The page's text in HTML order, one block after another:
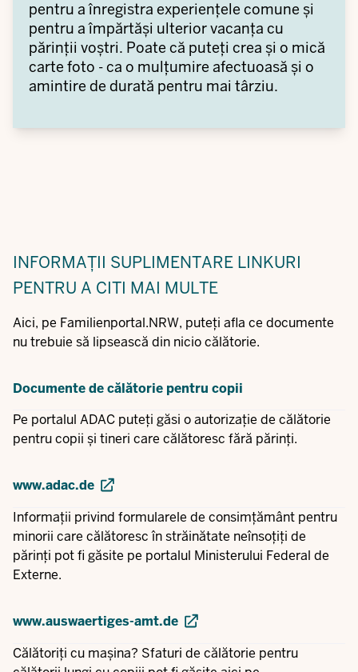
pentru a înregistra experiențele comune și
pentru a împărtăși ulterior vacanța cu
părinții voștri. Poate că puteți crea și o mică
carte foto - ca o mulțumire afectuoasă și o
amintire de durată pentru mai târziu.
INFORMAȚII SUPLIMENTARE LINKURI
PENTRU A CITI MAI MULTE
Aici, pe Familienportal.NRW, puteți afla ce documente
nu trebuie să lipsească din nicio călătorie.
Documente de călătorie pentru copii
Pe portalul ADAC puteți găsi o autorizație de călătorie
pentru copii și tineri care călătoresc fără părinți.
www.adac.de
Informații privind formularele de consimțământ pentru
minorii care călătoresc în străinătate neînsoțiți de
părinți pot fi găsite pe portalul Ministerului Federal de
Externe.
www.auswaertiges-amt.de
Călătoriți cu mașina? Sfaturi de călătorie pentru